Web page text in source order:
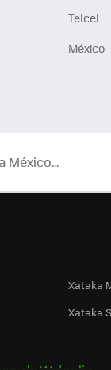
Telcel
México
Xataka
Xataka